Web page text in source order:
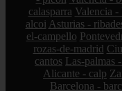
calasparra Valencia -
alcoi Asturias -
el-campello
rozas-de-madrid
cantos Las-palmas
Alicante - calp
Barcelona -